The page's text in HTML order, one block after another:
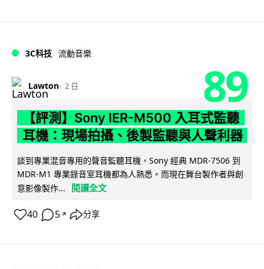
3C科技 流動音樂
Lawton 2 日 89
【評測】Sony IER-M500 入耳式監聽
耳機：現場拍攝、後製監聽與人聲利器
談到專業混音專用的聲音監聽耳機，Sony 經典 MDR-7506 到
MDR-M1 專業錄音室耳機都為人熟悉。而現在舞台製作者與創
意影像製作...
閱讀全文
40 5 ↗ 分享